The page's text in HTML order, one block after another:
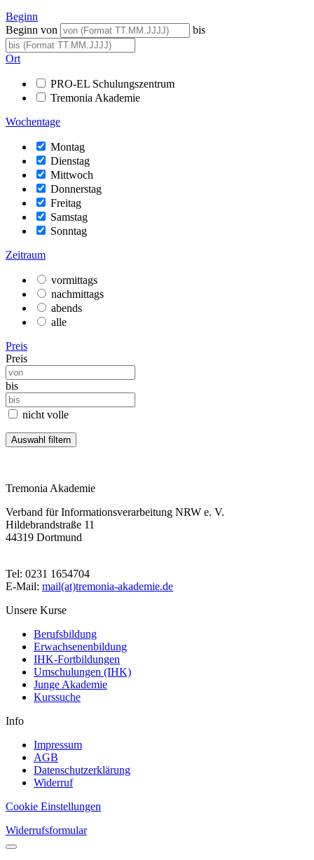
Beginn
Beginn von
bis
Ort
PRO-EL Schulungszentrum
Tremonia Akademie
Wochentage
Montag
Dienstag
Mittwoch
Donnerstag
Freitag
Samstag
Sonntag
Zeitraum
vormittags
nachmittags
abends
alle
Preis
Preis
bis
nicht volle
Tremonia Akademie
Verband für Informationsverarbeitung NRW e. V.
Hildebrandstraße 11
44319 Dortmund
Tel: 0231 1654704
E-Mail: mail(at)tremonia-akademie.de
Unsere Kurse
Berufsbildung
Erwachsenenbildung
IHK-Fortbildungen
Umschulungen (IHK)
Junge Akademie
Kurssuche
Info
Impressum
AGB
Datenschutzerklärung
Widerruf
Cookie Einstellungen
Widerrufsformular